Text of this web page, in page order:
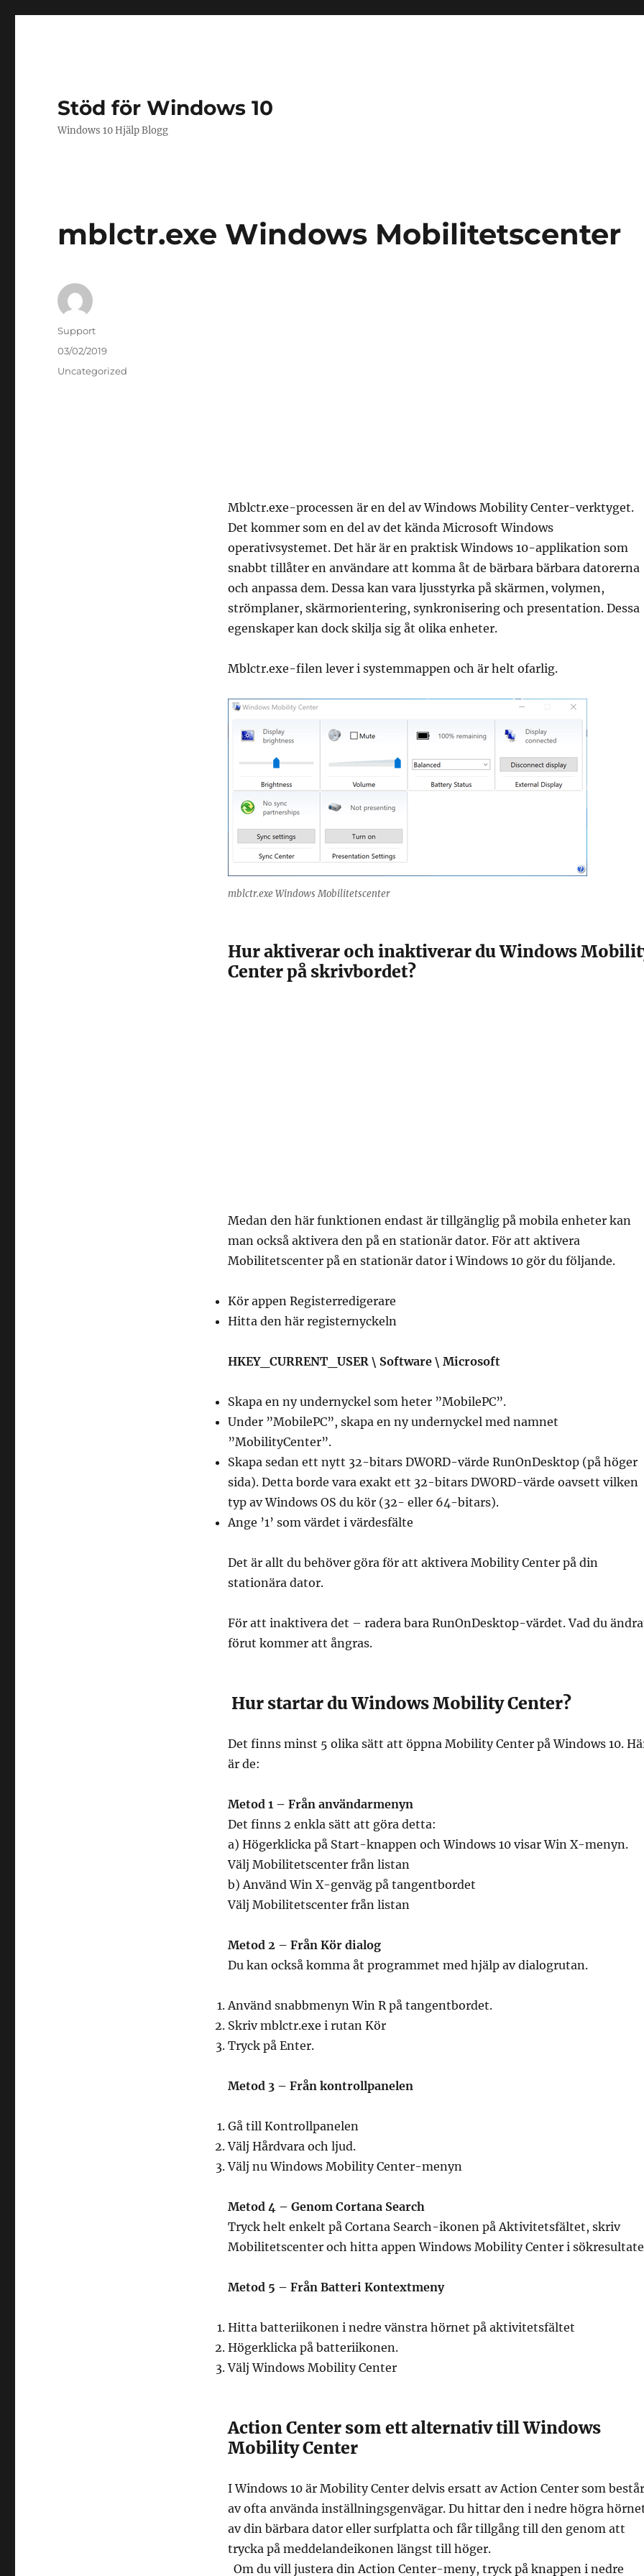
Stöd för Windows 10
Windows 10 Hjälp Blogg
mblctr.exe Windows Mobilitetscenter
Mblctr.exe-processen är en del av Windows Mobility Center-verktyget.
Det kommer som en del av det kända Microsoft Windows
operativsystemet. Det här är en praktisk Windows 10-applikation som
snabbt tillåter en användare att komma åt de bärbara bärbara datorerna
och anpassa dem. Dessa kan vara ljusstyrka på skärmen, volymen,
strömplaner, skärmorientering, synkronisering och presentation. Dessa
egenskaper kan dock skilja sig åt olika enheter.
Mblctr.exe-filen lever i systemmappen och är helt ofarlig.
mblctr.exe Windows Mobilitetscenter
Hur aktiverar och inaktiverar du Windows
Center på skrivbordet?
Medan den här funktionen endast är tillgänglig på mobila enheter kan
man också aktivera den på en stationär dator. För att aktivera
Mobilitetscenter på en stationär dator i Windows 10 gör du följande.
Kör appen Registerredigerare
Hitta den här registernyckeln
HKEY_CURRENT_USER \ Software \ Microsoft
Skapa en ny undernyckel som heter ”MobilePC”.
Under ”MobilePC”, skapa en ny undernyckel med namnet
”MobilityCenter”.
Skapa sedan ett nytt 32-bitars DWORD-värde RunOnDesktop (på höger
sida). Detta borde vara exakt ett 32-bitars DWORD-värde oavsett vilken
typ av Windows OS du kör (32- eller 64-bitars).
Ange ’1’ som värdet i värdesfälte
Det är allt du behöver göra för att aktivera Mobility Center på din
stationära dator.
För att inaktivera det – radera bara RunOnDesktop-värdet. Vad du
förut kommer att ångras.
Hur startar du Windows Mobility Center?
Det finns minst 5 olika sätt att öppna Mobility Center på Windows 10.
är de:
Metod 1 – Från användarmenyn
Det finns 2 enkla sätt att göra detta:
a) Högerklicka på Start-knappen och Windows 10 visar Win X-menyn.
Välj Mobilitetscenter från listan
b) Använd Win X-genväg på tangentbordet
Välj Mobilitetscenter från listan
Metod 2 – Från Kör dialog
Du kan också komma åt programmet med hjälp av dialogrutan.
Använd snabbmenyn Win R på tangentbordet.
Skriv mblctr.exe i rutan Kör
Tryck på Enter.
Metod 3 – Från kontrollpanelen
Gå till Kontrollpanelen
Välj Hårdvara och ljud.
Välj nu Windows Mobility Center-menyn
Metod 4 – Genom Cortana Search
Tryck helt enkelt på Cortana Search-ikonen på Aktivitetsfältet, skriv
Mobilitetscenter och hitta appen Windows Mobility Center i
Metod 5 – Från Batteri Kontextmeny
Hitta batteriikonen i nedre vänstra hörnet på aktivitetsfältet
Högerklicka på batteriikonen.
Välj Windows Mobility Center
Action Center som ett alternativ till Windows
Mobility Center
I Windows 10 är Mobility Center delvis ersatt av Action Center som består
av ofta använda inställningsgenvägar. Du hittar den i nedre högra
av din bärbara dator eller surfplatta och får tillgång till den genom att
trycka på meddelandeikonen längst till höger.
Om du vill justera din Action Center-meny, tryck på knappen i nedre
Författare
Support
Publicerat
03/02/2019
Kategorier
Uncategorized